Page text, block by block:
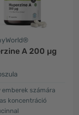
A 200 µg
emberek számára
koncentráció